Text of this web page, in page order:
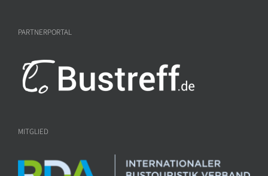
PARTNERPORTAL
MITGLIED